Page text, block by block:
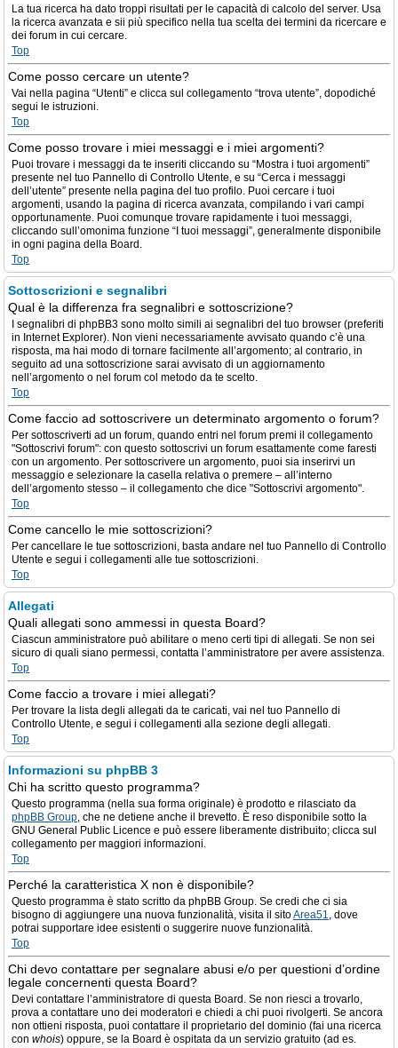
La tua ricerca ha dato troppi risultati per le capacità di calcolo del server. Usa
la ricerca avanzata e sii più specifico nella tua scelta dei termini da ricercare e
dei forum in cui cercare.
Top
Come posso cercare un utente?
Vai nella pagina “Utenti” e clicca sul collegamento “trova utente”, dopodiché
segui le istruzioni.
Top
Come posso trovare i miei messaggi e i miei argomenti?
Puoi trovare i messaggi da te inseriti cliccando su “Mostra i tuoi argomenti”
presente nel tuo Pannello di Controllo Utente, e su “Cerca i messaggi
dell’utente” presente nella pagina del tuo profilo. Puoi cercare i tuoi
argomenti, usando la pagina di ricerca avanzata, compilando i vari campi
opportunamente. Puoi comunque trovare rapidamente i tuoi messaggi,
cliccando sull’omonima funzione “I tuoi messaggi”, generalmente disponibile
in ogni pagina della Board.
Top
Sottoscrizioni e segnalibri
Qual è la differenza fra segnalibri e sottoscrizione?
I segnalibri di phpBB3 sono molto simili ai segnalibri del tuo browser (preferiti
in Internet Explorer). Non vieni necessariamente avvisato quando c’è una
risposta, ma hai modo di tornare facilmente all’argomento; al contrario, in
seguito ad una sottoscrizione sarai avvisato di un aggiornamento
nell’argomento o nel forum col metodo da te scelto.
Top
Come faccio ad sottoscrivere un determinato argomento o forum?
Per sottoscriverti ad un forum, quando entri nel forum premi il collegamento
"Sottoscrivi forum": con questo sottoscrivi un forum esattamente come faresti
con un argomento. Per sottoscrivere un argomento, puoi sia inserirvi un
messaggio e selezionare la casella relativa o premere – all’interno
dell’argomento stesso – il collegamento che dice "Sottoscrivi argomento".
Top
Come cancello le mie sottoscrizioni?
Per cancellare le tue sottoscrizioni, basta andare nel tuo Pannello di Controllo
Utente e segui i collegamenti alle tue sottoscrizioni.
Top
Allegati
Quali allegati sono ammessi in questa Board?
Ciascun amministratore può abilitare o meno certi tipi di allegati. Se non sei
sicuro di quali siano permessi, contatta l’amministratore per avere assistenza.
Top
Come faccio a trovare i miei allegati?
Per trovare la lista degli allegati da te caricati, vai nel tuo Pannello di
Controllo Utente, e segui i collegamenti alla sezione degli allegati.
Top
Informazioni su phpBB 3
Chi ha scritto questo programma?
Questo programma (nella sua forma originale) è prodotto e rilasciato da
phpBB Group, che ne detiene anche il brevetto. È reso disponibile sotto la
GNU General Public Licence e può essere liberamente distribuito; clicca sul
collegamento per maggiori informazioni.
Top
Perché la caratteristica X non è disponibile?
Questo programma è stato scritto da phpBB Group. Se credi che ci sia
bisogno di aggiungere una nuova funzionalità, visita il sitoArea51, dove
potrai supportare idee esistenti o suggerire nuove funzionalità.
Top
Chi devo contattare per segnalare abusi e/o per questioni d’ordine
legale concernenti questa Board?
Devi contattare l’amministratore di questa Board. Se non riesci a trovarlo,
prova a contattare uno dei moderatori e chiedi a chi puoi rivolgerti. Se ancora
non ottieni risposta, puoi contattare il proprietario del dominio (fai una ricerca
con whois) oppure, se la Board è ospitata da un servizio gratuito (ad es.